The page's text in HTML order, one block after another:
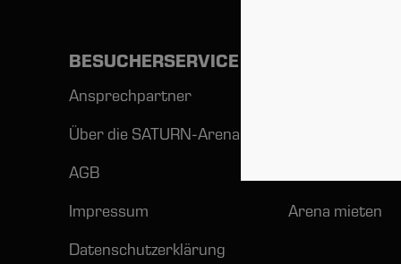
BESUCHERSERVICE
Ansprechpartner
Über die SATURN-Arena
AGB
Impressum
Datenschutzerklärung
Arena mieten